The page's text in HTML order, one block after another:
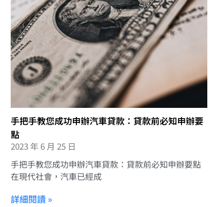
手把手教您成功申辦汽車貸款：貸款前必知申辦要
點
2023 年 6 月 25 日
手把手教您成功申辦汽車貸款：貸款前必知申辦要點
在現代社會，汽車已經成
詳細閱讀 »